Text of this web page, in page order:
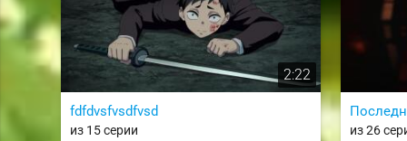
2:22
fdfdvsfvsdfvsd
из 15 серии из 26